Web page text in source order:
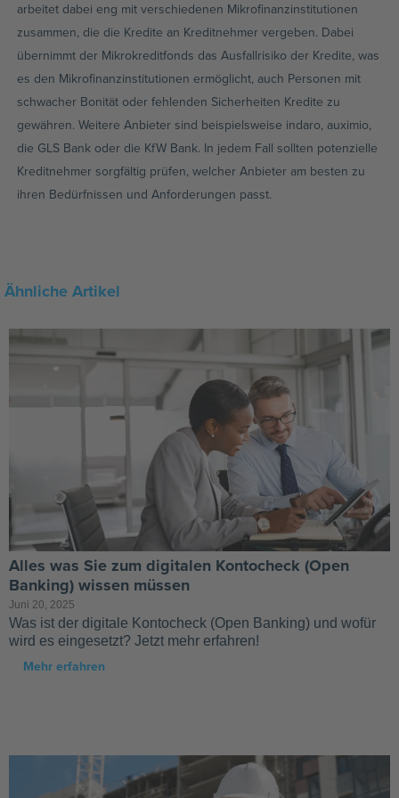
arbeitet dabei eng mit verschiedenen Mikrofinanzinstitutionen
zusammen, die die Kredite an Kreditnehmer vergeben. Dabei
übernimmt der Mikrokreditfonds das Ausfallrisiko der Kredite, was
es den Mikrofinanzinstitutionen ermöglicht, auch Personen mit
schwacher Bonität oder fehlenden Sicherheiten Kredite zu
gewähren. Weitere Anbieter sind beispielsweise indaro, auximio,
die GLS Bank oder die KfW Bank. In jedem Fall sollten potenzielle
Kreditnehmer sorgfältig prüfen, welcher Anbieter am besten zu
ihren Bedürfnissen und Anforderungen passt.
Ähnliche Artikel
Alles was Sie zum digitalen Kontocheck (Open
Banking) wissen müssen
Juni 20, 2025
Was ist der digitale Kontocheck (Open Banking) und wofür
wird es eingesetzt? Jetzt mehr erfahren!
Mehr erfahren